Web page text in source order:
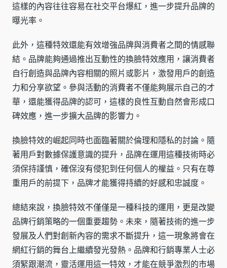
這樣的內容往往容易在社交平台爆紅，進一步提升品牌的
曝光率。
此外，這種特效還能有效增強品牌與消費者之間的情感聯
結。品牌能夠通過推出互動性的換臉特效應用，讓消費者
自行創造與品牌內容相關的照片或影片，激發用戶的創造
力和分享欲望。參與活動的消費者不僅能夠展示自己的才
華，還能獲得品牌的認可，這樣的良性互動自然會形成口
碑效應，進一步擴大品牌的影響力。
換臉特效的崛起同時也面臨著關於倫理和隱私的討論。隨
著用戶對數據保護意識的提升，品牌在運用這種技術時必
須保持謹慎，確保沒有侵犯到任何個人的權益。只有在尊
重用戶的前提下，品牌才能獲得持續的好感和忠誠度。
總結來說，換臉特效不僅僅是一種科技的運用，更是改變
品牌行銷策略的一個重要趨勢。未來，隨著技術的進一步
發展及人們對創新內容的需求不斷提升，這一現象將會在
網紅行銷的舞台上繼續發光發熱。品牌和行銷專業人士必
須緊跟潮流，靈活運用這一特效，才能在競爭激烈的市場